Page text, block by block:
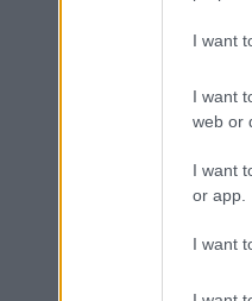
I want
I want
web or
I want
or app.
I want